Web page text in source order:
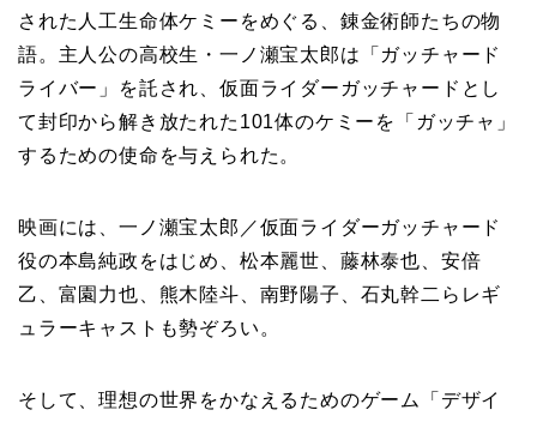
された人工生命体ケミーをめぐる、錬金術師たちの物
語。主人公の高校生・一ノ瀬宝太郎は「ガッチャード
ライバー」を託され、仮面ライダーガッチャードとし
て封印から解き放たれた101体のケミーを「ガッチャ」
するための使命を与えられた。
映画には、一ノ瀬宝太郎／仮面ライダーガッチャード
役の本島純政をはじめ、松本麗世、藤林泰也、安倍
乙、富園力也、熊木陸斗、南野陽子、石丸幹二らレギ
ュラーキャストも勢ぞろい。
そして、理想の世界をかなえるためのゲーム「デザイ